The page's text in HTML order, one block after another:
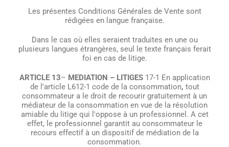
Les présentes Conditions Générales de Vente sont
rédigées en langue française.
Dans le cas où elles seraient traduites en une ou
plusieurs langues étrangères, seul le texte français ferait
foi en cas de litige.
ARTICLE 13– MEDIATION – LITIGES 17-1 En application
de l'article L612-1 code de la consommation, tout
consommateur a le droit de recourir gratuitement à un
médiateur de la consommation en vue de la résolution
amiable du litige qui l'oppose à un professionnel. A cet
effet, le professionnel garantit au consommateur le
recours effectif à un dispositif de médiation de la
consommation.